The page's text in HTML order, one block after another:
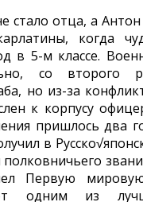
стало отца, а
когда
в 5-м классе.
со второго
но из-за
к корпусу
пришлось два
в
Первую
одним из